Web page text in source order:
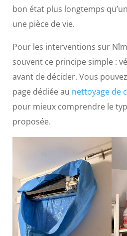
bon état plus longtemps
une pièce de vie.
Pour les interventions sur
souvent ce principe simple :
avant de décider. Vous
page dédiée au nettoyage de
pour mieux comprendre le
proposée.